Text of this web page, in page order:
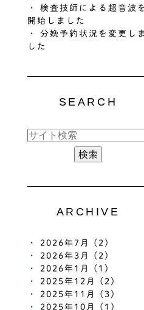
検査技師による超音波を
開始しました
分娩予約状況を変更しま
した
SEARCH
ARCHIVE
2026年7月 (2)
2026年3月 (2)
2026年1月 (1)
2025年12月 (2)
2025年11月 (3)
2025年10月 (1)